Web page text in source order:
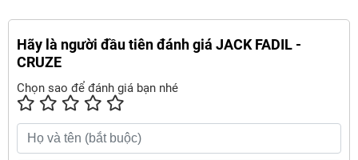
Hãy là người đầu tiên đánh giá JACK FADIL -
CRUZE
Chọn sao để đánh giá bạn nhé